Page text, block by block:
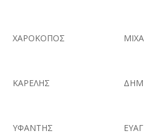
ΧΑΡΟΚΟΠΟΣ
ΚΑΡΕΛΗΣ
ΥΦΑΝΤΗΣ